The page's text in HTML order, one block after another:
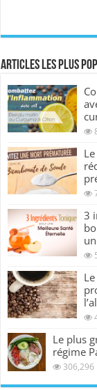
Articles les plus
3
Le plus
régime
306,296